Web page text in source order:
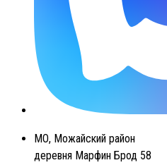
МО, Можайский район
деревня Марфин Брод 58